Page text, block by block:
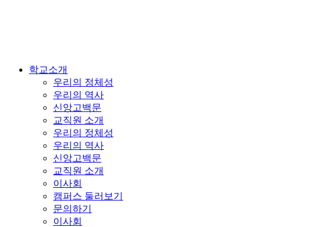
학교소개
우리의 정체성
우리의 역사
신앙고백문
교직원 소개
우리의 정체성
우리의 역사
신앙고백문
교직원 소개
이사회
캠퍼스 둘러보기
문의하기
이사회